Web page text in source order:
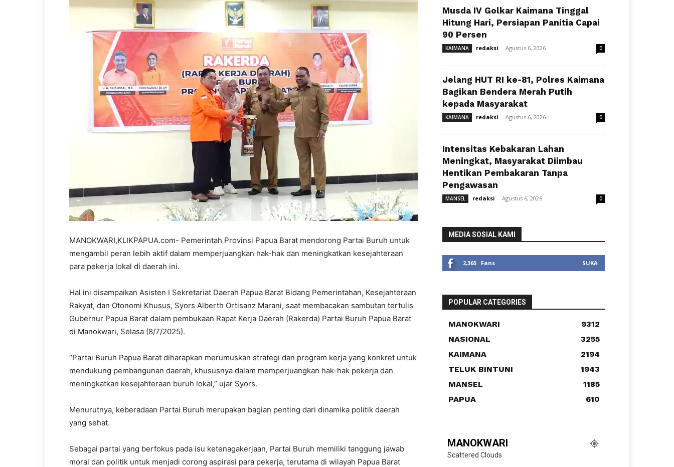
MANOKWARI,KLIKPAPUA.com- Pemerintah Provinsi Papua Barat mendorong Partai Buruh untuk
mengambil peran lebih aktif dalam memperjuangkan hak-hak dan meningkatkan kesejahteraan
para pekerja lokal di daerah ini.
Hal ini disampaikan Asisten I Sekretariat Daerah Papua Barat Bidang Pemerintahan, Kesejahteraan
Rakyat, dan Otonomi Khusus, Syors Alberth Ortisanz Marani, saat membacakan sambutan tertulis
Gubernur Papua Barat dalam pembukaan Rapat Kerja Daerah (Rakerda) Partai Buruh Papua Barat
di Manokwari, Selasa (8/7/2025).
“Partai Buruh Papua Barat diharapkan merumuskan strategi dan program kerja yang konkret untuk
mendukung pembangunan daerah, khususnya dalam memperjuangkan hak-hak pekerja dan
meningkatkan kesejahteraan buruh lokal,” ujar Syors.
Menurutnya, keberadaan Partai Buruh merupakan bagian penting dari dinamika politik daerah
yang sehat.
Sebagai partai yang berfokus pada isu ketenagakerjaan, Partai Buruh memiliki tanggung jawab
moral dan politik untuk menjadi corong aspirasi para pekerja, terutama di wilayah Papua Barat
Musda IV Golkar Kaimana Tinggal
Hitung Hari, Persiapan Panitia Capai
90 Persen
KAIMANA redaksi - Agustus 6, 2026 0
Jelang HUT RI ke-81, Polres Kaimana
Bagikan Bendera Merah Putih
kepada Masyarakat
KAIMANA redaksi - Agustus 6, 2026 0
Intensitas Kebakaran Lahan
Meningkat, Masyarakat Diimbau
Hentikan Pembakaran Tanpa
Pengawasan
MANSEL redaksi - Agustus 6, 2026 0
MEDIA SOSIAL KAMI
2,365 Fans SUKA
POPULAR CATEGORIES
MANOKWARI
9312
NASIONAL
3255
KAIMANA
2194
TELUK BINTUNI
1943
MANSEL
1185
PAPUA
610
MANOKWARI
Scattered Clouds